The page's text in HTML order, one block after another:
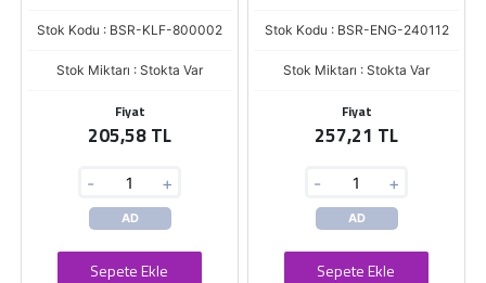
Stok Kodu : BSR-KLF-800002
Stok Miktarı : Stokta Var
Fiyat
205,58 TL
- +
AD
Sepete Ekle
Stok Kodu : BSR-ENG-240112
Stok Miktarı : Stokta Var
Fiyat
257,21 TL
- +
AD
Sepete Ekle